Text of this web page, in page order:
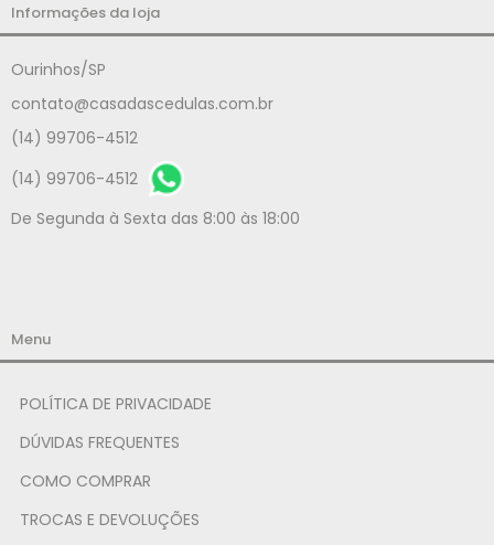
Informações da loja
Ourinhos/SP
contato@casadascedulas.com.br
(14) 99706-4512
(14) 99706-4512
De Segunda à Sexta das 8:00 às 18:00
Menu
POLÍTICA DE PRIVACIDADE
DÚVIDAS FREQUENTES
COMO COMPRAR
TROCAS E DEVOLUÇÕES